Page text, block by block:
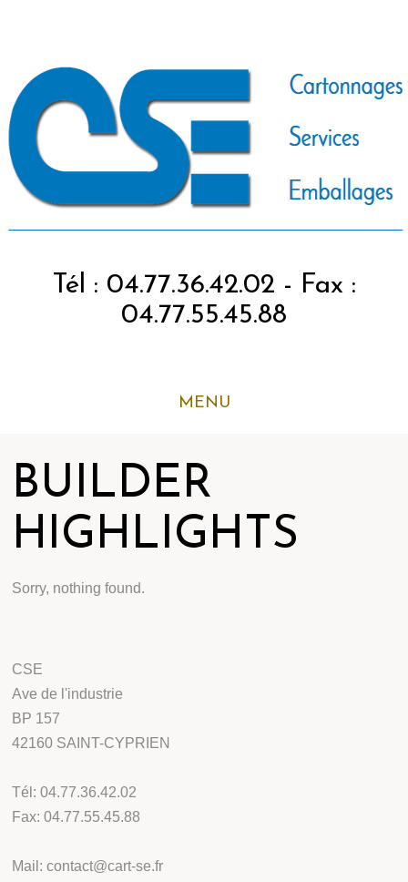
Tél : 04.77.36.42.02 - Fax :
04.77.55.45.88
MENU
BUILDER
HIGHLIGHTS
Sorry, nothing found.
CSE
Ave de l'industrie
BP 157
42160 SAINT-CYPRIEN
Tél: 04.77.36.42.02
Fax: 04.77.55.45.88
Mail: contact@cart-se.fr